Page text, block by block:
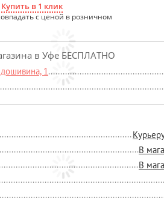
Купить в 1 клик
с ценой в розничном
в Уфе БЕСПЛАТНО
1
В
В